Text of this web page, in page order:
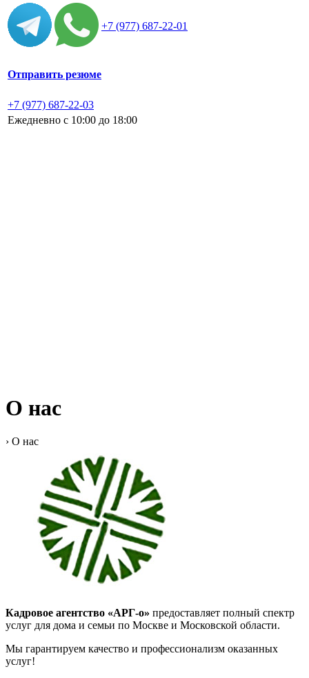
+7 (977) 687-22-01
Отправить резюме
+7 (977) 687-22-03
Ежедневно с 10:00 до 18:00
О нас
› О нас
Кадровое агентство «АРГ-о» предоставляет полный спектр
услуг для дома и семьи по Москве и Московской области.
Мы гарантируем качество и профессионализм оказанных
услуг!